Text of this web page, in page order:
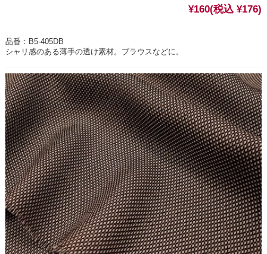
¥160(税込 ¥176)
品番：B5-405DB
シャリ感のある薄手の透け素材。ブラウスなどに。